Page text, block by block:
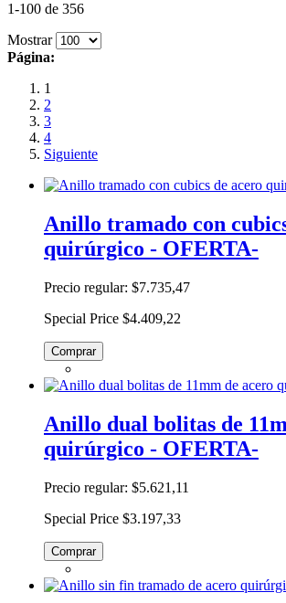
1-100 de 356
Mostrar
Página:
1
2
3
4
Siguiente
Anillo tramado con
quirúrgico - OFERTA-
Precio regular: $7.735,47
Special Price $4.409,22
Comprar
Anillo dual bolitas de
quirúrgico - OFERTA-
Precio regular: $5.621,11
Special Price $3.197,33
Comprar